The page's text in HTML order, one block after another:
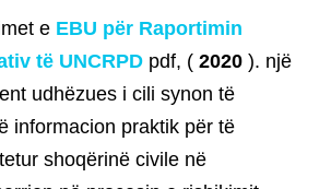
e EBU për Raportimin
të UNCRPD pdf, ( 2020 ). një
udhëzues i cili synon të
informacion praktik për të
shoqërinë civile në